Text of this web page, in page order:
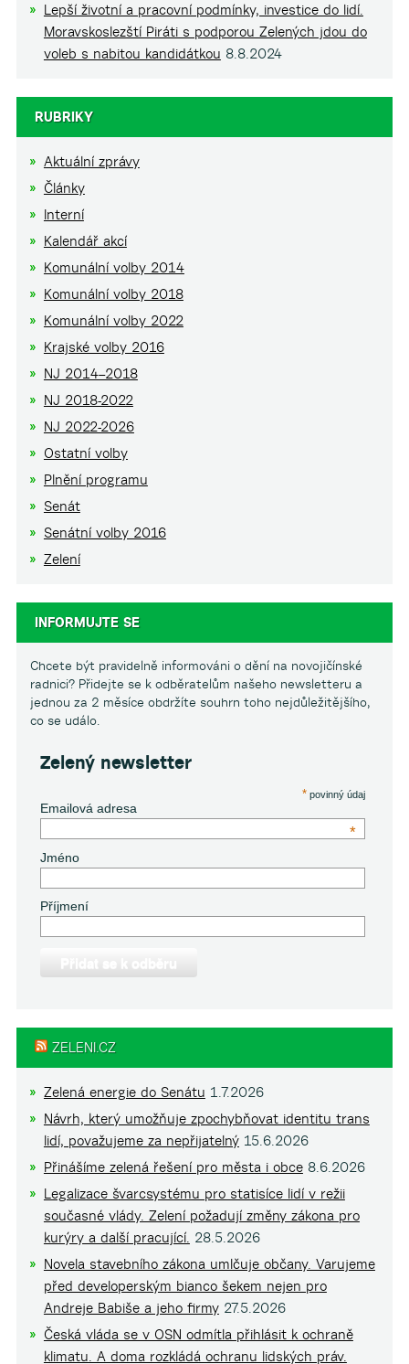
Lepší životní a pracovní podmínky, investice do lidí.
Moravskoslezští Piráti s podporou Zelených jdou do
voleb s nabitou kandidátkou 8.8.2024
RUBRIKY
Aktuální zprávy
Články
Interní
Kalendář akcí
Komunální volby 2014
Komunální volby 2018
Komunální volby 2022
Krajské volby 2016
NJ 2014–2018
NJ 2018-2022
NJ 2022-2026
Ostatní volby
Plnění programu
Senát
Senátní volby 2016
Zelení
INFORMUJTE SE
Chcete být pravidelně informováni o dění na novojičínské
radnici? Přidejte se k odběratelům našeho newsletteru a
jednou za 2 měsíce obdržíte souhrn toho nejdůležitějšího,
co se událo.
Zelený newsletter
* povinný údaj
Emailová adresa
*
Jméno
Příjmení
ZELENI.CZ
Zelená energie do Senátu 1.7.2026
Návrh, který umožňuje zpochybňovat identitu trans
lidí, považujeme za nepřijatelný 15.6.2026
Přinášíme zelená řešení pro města i obce 8.6.2026
Legalizace švarcsystému pro statisíce lidí v režii
současné vlády. Zelení požadují změny zákona pro
kurýry a další pracující. 28.5.2026
Novela stavebního zákona umlčuje občany. Varujeme
před developerským bianco šekem nejen pro
Andreje Babiše a jeho firmy 27.5.2026
Česká vláda se v OSN odmítla přihlásit k ochraně
klimatu. A doma rozkládá ochranu lidských práv.